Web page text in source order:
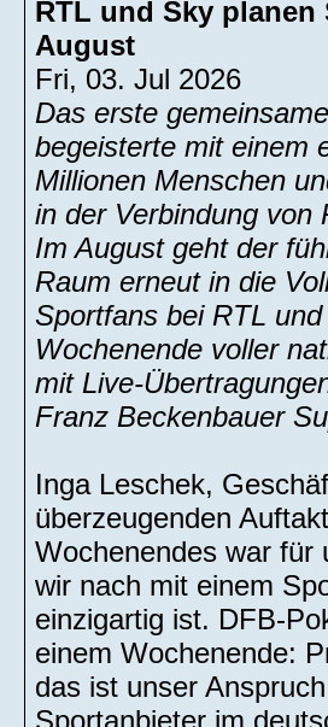
RTL und Sky planen
August
Fri, 03. Jul 2026
Das erste
begeisterte mit einem
Millionen Menschen
in der Verbindung von
Im August geht der
Raum erneut in die
Sportfans bei RTL
Wochenende voller
mit Live-
Franz Beckenbauer
Inga Leschek,
überzeugenden
Wochenendes war für
wir nach mit einem
einzigartig ist. DFB-
einem Wochenende:
das ist unser
Sportanbieter im